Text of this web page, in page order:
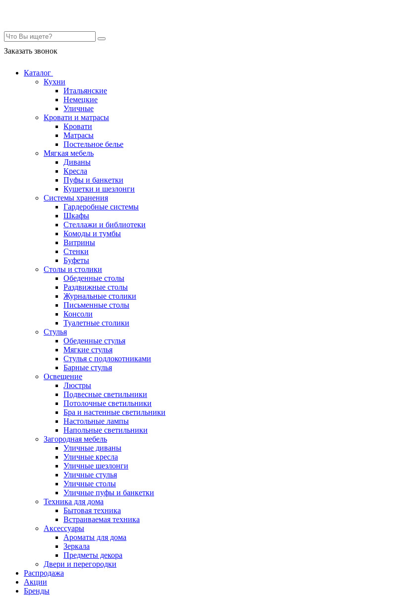
Заказать звонок
Каталог
Кухни
Итальянские
Немецкие
Уличные
Кровати и матрасы
Кровати
Матрасы
Постельное белье
Мягкая мебель
Диваны
Кресла
Пуфы и банкетки
Кушетки и шезлонги
Системы хранения
Гардеробные системы
Шкафы
Стеллажи и библиотеки
Комоды и тумбы
Витрины
Стенки
Буфеты
Столы и столики
Обеденные столы
Раздвижные столы
Журнальные столики
Письменные столы
Консоли
Туалетные столики
Стулья
Обеденные стулья
Мягкие стулья
Стулья с подлокотниками
Барные стулья
Освещение
Люстры
Подвесные светильники
Потолочные светильники
Бра и настенные светильники
Настольные лампы
Напольные светильники
Загородная мебель
Уличные диваны
Уличные кресла
Уличные шезлонги
Уличные стулья
Уличные столы
Уличные пуфы и банкетки
Техника для дома
Бытовая техника
Встраиваемая техника
Аксессуары
Ароматы для дома
Зеркала
Предметы декора
Двери и перегородки
Распродажа
Акции
Бренды